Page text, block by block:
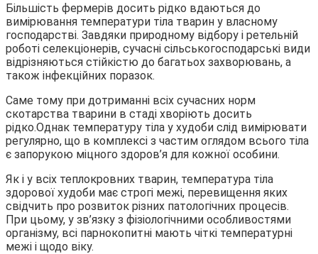
Більшість фермерів досить рідко вдаються до
вимірювання температури тіла тварин у власному
господарстві. Завдяки природному відбору і ретельній
роботі селекціонерів, сучасні сільськогосподарські види
відрізняються стійкістю до багатьох захворювань, а
також інфекційних поразок.
Саме тому при дотриманні всіх сучасних норм
скотарства тварини в стаді хворіють досить
рідко.Однак температуру тіла у худоби слід вимірювати
регулярно, що в комплексі з частим оглядом всього тіла
є запорукою міцного здоров’я для кожної особини.
Як і у всіх теплокровних тварин, температура тіла
здорової худоби має строгі межі, перевищення яких
свідчить про розвиток різних патологічних процесів.
При цьому, у зв’язку з фізіологічними особливостями
організму, всі парнокопитні мають чіткі температурні
межі і щодо віку.